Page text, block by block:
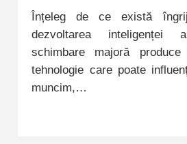
Înțeleg de ce există
dezvoltarea inteligenței
schimbare majoră
tehnologie care poate
muncim,…